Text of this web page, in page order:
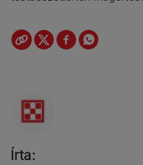
Írta: